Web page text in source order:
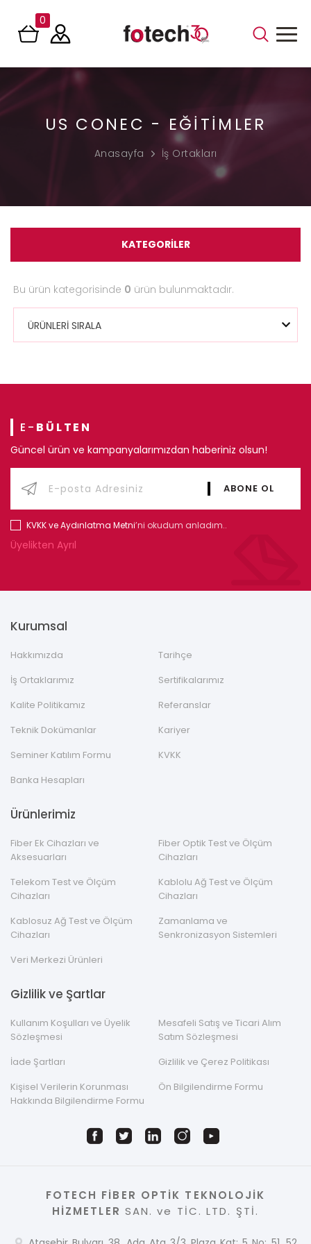
0
US CONEC - EĞITIMLER
Anasayfa İş Ortakları
KATEGORİLER
Bu ürün kategorisinde 0 ürün bulunmaktadır.
ÜRÜNLERİ SIRALA
E- BÜLTEN
Güncel ürün ve kampanyalarımızdan haberiniz olsun!
KVKK ve Aydınlatma Metni’ni okudum anladım..
Üyelikten Ayrıl
Kurumsal
Hakkımızda
Tarihçe
İş Ortaklarımız
Sertifikalarımız
Kalite Politikamız
Referanslar
Teknik Dokümanlar
Kariyer
Seminer Katılım Formu
KVKK
Banka Hesapları
Ürünlerimiz
Fiber Ek Cihazları ve
Aksesuarları
Fiber Optik Test ve Ölçüm
Cihazları
Telekom Test ve Ölçüm
Cihazları
Kablolu Ağ Test ve Ölçüm
Cihazları
Kablosuz Ağ Test ve Ölçüm
Cihazları
Zamanlama ve
Senkronizasyon Sistemleri
Veri Merkezi Ürünleri
Gizlilik ve Şartlar
Kullanım Koşulları ve Üyelik
Sözleşmesi
Mesafeli Satış ve Ticari Alım
Satım Sözleşmesi
İade Şartları
Gizlilik ve Çerez Politikası
Kişisel Verilerin Korunması
Hakkında Bilgilendirme Formu
Ön Bilgilendirme Formu
FOTECH FİBER OPTİK TEKNOLOJİK
HİZMETLER SAN. ve TİC. LTD. ŞTİ.